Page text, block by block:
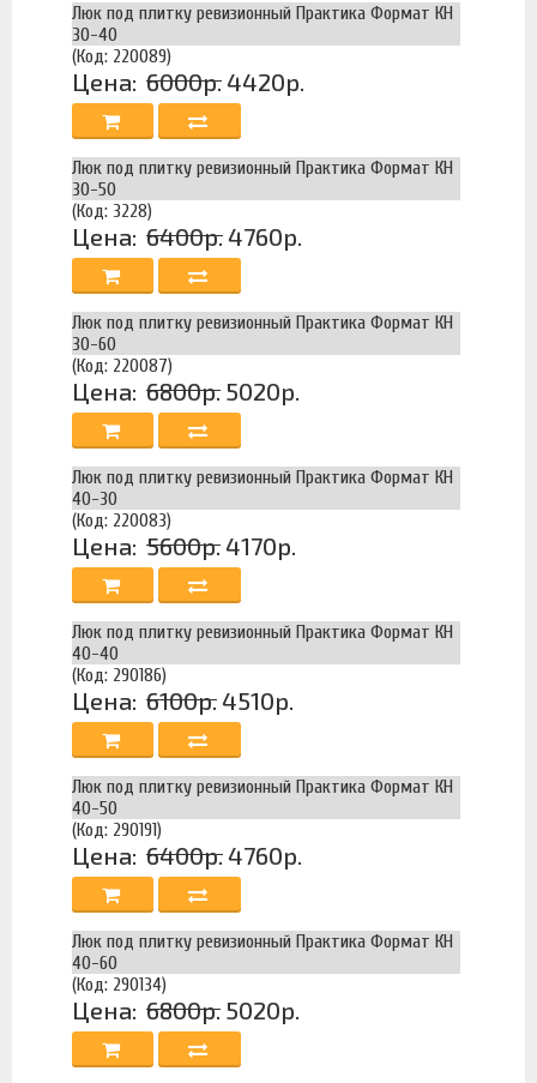
Люк под плитку ревизионный Практика Формат КН
30-40
(Код: 220089)
Цена: 6000р. 4420р.
Люк под плитку ревизионный Практика Формат КН
30-50
(Код: 3228)
Цена: 6400р. 4760р.
Люк под плитку ревизионный Практика Формат КН
30-60
(Код: 220087)
Цена: 6800р. 5020р.
Люк под плитку ревизионный Практика Формат КН
40-30
(Код: 220083)
Цена: 5600р. 4170р.
Люк под плитку ревизионный Практика Формат КН
40-40
(Код: 290186)
Цена: 6100р. 4510р.
Люк под плитку ревизионный Практика Формат КН
40-50
(Код: 290191)
Цена: 6400р. 4760р.
Люк под плитку ревизионный Практика Формат КН
40-60
(Код: 290134)
Цена: 6800р. 5020р.